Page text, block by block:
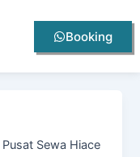
Booking
Sewa Hiace